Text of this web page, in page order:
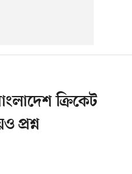
ক্রিকেট
প্রশ্ন